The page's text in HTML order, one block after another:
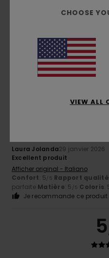
Client anonyme vérifié27
Confort: 4/5 Rapport qualité
Matière: 4/5 Coloris: 5/5
Je recommande ce produit
5
Laura Jolanda29 janvier 2026
Excellent produit
Afficher original - Italiano
Confort: 5/5 Rapport
parfaite Matière: 5 /5 Coloris:
Je recommande ce produit
5
CHOOSE
VIEW ALL